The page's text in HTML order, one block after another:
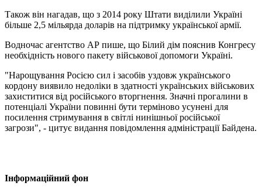
Також він нагадав, що з 2014 року Штати виділили Україні
більше 2,5 мільярда доларів на підтримку української армії.
Водночас агентство АР пише, що Білий дім пояснив Конгресу
необхідність нового пакету військової допомоги Україні.
"Нарощування Росією сил і засобів уздовж українського
кордону виявило недоліки в здатності українських військових
захиститися від російського вторгнення. Значні прогалини в
потенціалі України повинні бути терміново усунені для
посилення стримування в світлі нинішньої російської
загрози", - цитує видання повідомлення адміністрації Байдена.
Інформаційний фон